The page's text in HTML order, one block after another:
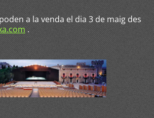
a la venda el dia 3 de maig des
.